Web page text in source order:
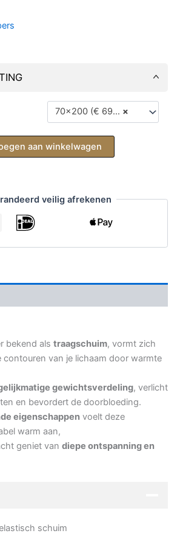
×
70x200 (€ 699,00)
aan winkelwagen
veilig afrekenen
bekend als traagschuim, vormt zich
contouren van je lichaam door warmte
gewichtsverdeling, verlicht
en bevordert de doorbloeding.
eigenschappen voelt deze
warm aan,
geniet van diepe ontspanning en
schuim